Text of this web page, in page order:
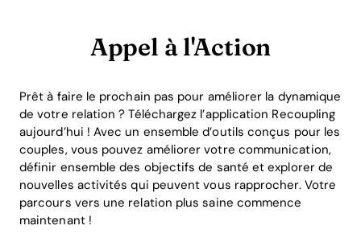
Appel à l'Action
Prêt à faire le prochain pas pour améliorer la dynamique
de votre relation ? Téléchargez l’application Recoupling
aujourd’hui ! Avec un ensemble d’outils conçus pour les
couples, vous pouvez améliorer votre communication,
définir ensemble des objectifs de santé et explorer de
nouvelles activités qui peuvent vous rapprocher. Votre
parcours vers une relation plus saine commence
maintenant !